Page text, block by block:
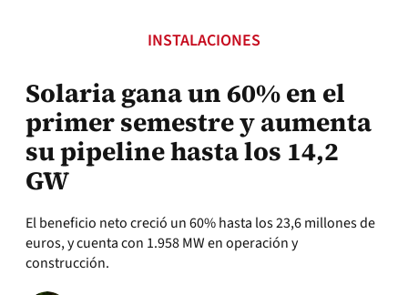
INSTALACIONES
Solaria gana un 60% en el
primer semestre y aumenta
su pipeline hasta los 14,2
GW
El beneficio neto creció un 60% hasta los 23,6 millones de
euros, y cuenta con 1.958 MW en operación y
construcción.